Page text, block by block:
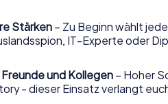
Stärken – Zu Beginn wählt
IT-Experte oder
und Kollegen – Hoher
- dieser Einsatz verlangt